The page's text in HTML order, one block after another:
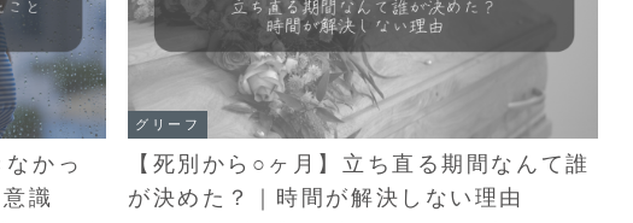
なかっ
識
グリーフ
【死別から○ヶ月】立ち直る期間なんて誰
が決めた？｜時間が解決しない理由